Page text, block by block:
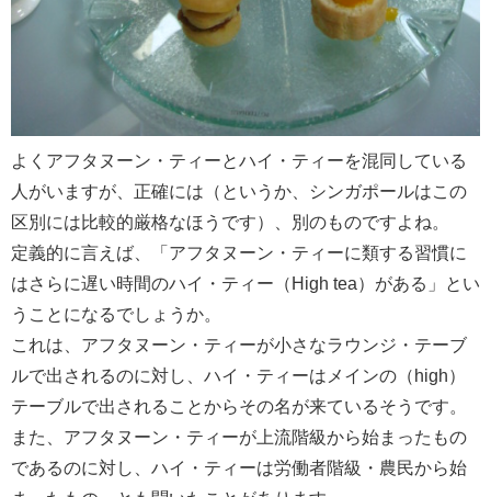
よくアフタヌーン・ティーとハイ・ティーを混同している
人がいますが、正確には（というか、シンガポールはこの
区別には比較的厳格なほうです）、別のものですよね。
定義的に言えば、「アフタヌーン・ティーに類する習慣に
はさらに遅い時間のハイ・ティー（High tea）がある」とい
うことになるでしょうか。
これは、アフタヌーン・ティーが小さなラウンジ・テーブ
ルで出されるのに対し、ハイ・ティーはメインの（high）
テーブルで出されることからその名が来ているそうです。
また、アフタヌーン・ティーが上流階級から始まったもの
であるのに対し、ハイ・ティーは労働者階級・農民から始